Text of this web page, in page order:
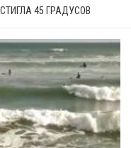
45 ГРАДУСОВ